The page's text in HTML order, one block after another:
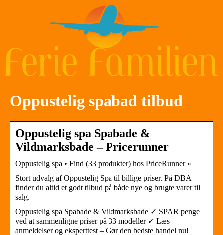
Oppustelig spabad tilbud
Oppustelig spa Spabade &
Vildmarksbade – Pricerunner
Oppustelig spa • Find (33 produkter) hos PriceRunner »
Stort udvalg af Oppustelig Spa til billige priser. På DBA
finder du altid et godt tilbud på både nye og brugte varer til
salg.
Oppustelig spa Spabade & Vildmarksbade ✓ SPAR penge
ved at sammenligne priser på 33 modeller ✓ Læs
anmeldelser og eksperttest – Gør den bedste handel nu!